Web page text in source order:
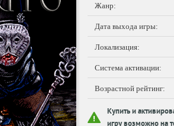
Жанр:
Дата выхода игры:
Локализация:
Система активации:
Возрастной рейтинг:
Купить и